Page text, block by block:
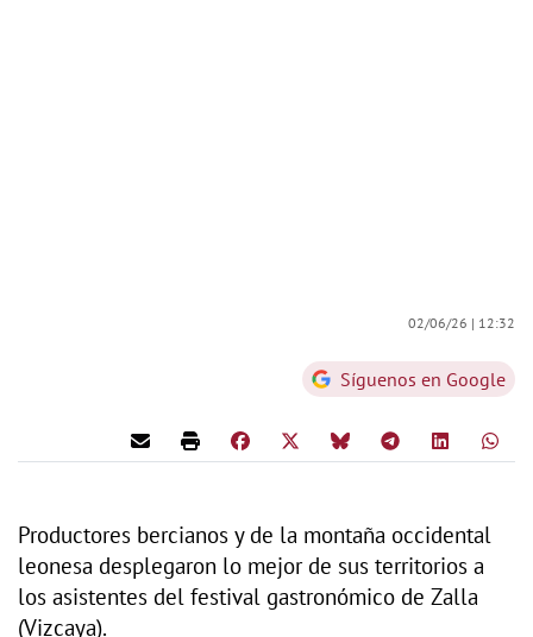
02/06/26 | 12:32
Síguenos en Google
Productores bercianos y de la montaña occidental
leonesa desplegaron lo mejor de sus territorios a
los asistentes del festival gastronómico de Zalla
(Vizcaya).